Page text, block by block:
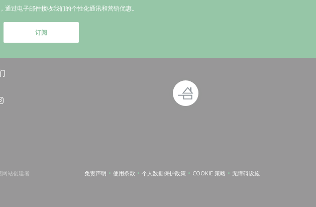
通过电子邮件接收我们的个性化通讯和营销优惠。
订阅
((在新窗口中打开))
((在新窗口中打开))
网站创建者
免责声明((在新窗口中打开))
使用条款((在新窗口中打开))
个人数据保护政策((在新窗口中打开))
COOKIE 策略((在新窗口中打开))
无障碍设施((在新窗口中打开))